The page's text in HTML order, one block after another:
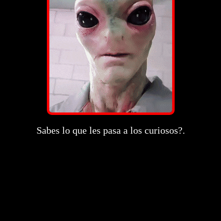
INSPECCIONAR,
Sabes lo que les pasa a los curiosos?.